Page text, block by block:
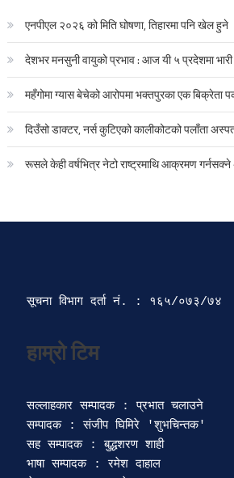
एनपीएल २०२६ को मिति घोषणा, तिहारमा पनि खेल हुने
देशभर मनसुनी वायुको प्रभाव : आज यी ५ प्रदेशमा भारी
महँगोमा ग्यास बेचेको आरोपमा भक्तपुरका एक बिक्रेता
दिउँसो डाक्टर, नर्स कुटिएको कालीकोटको पलाँता
रूसले केही वर्षभित्र नेटो राष्ट्रमाथि आक्रमण गर्नसक्ने
सूचना विभाग दर्ता‍ नं. : १६५/०७३/७४
हाम्रो टिम
सल्लाहकार सम्पादक : प्रभात चलाउने
सम्पादक : संजीप घिमिरे 'शुभचिन्तक'
सह सम्पादक : बुद्धशरण शाही
भाषा सम्पादक : रमेश दाहाल